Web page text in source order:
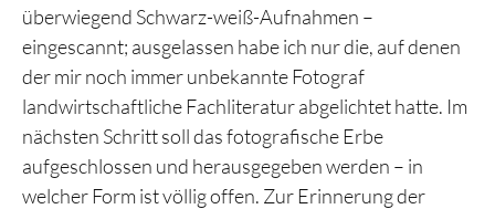
überwiegend Schwarz-weiß-Aufnahmen –
eingescannt; ausgelassen habe ich nur die, auf denen
der mir noch immer unbekannte Fotograf
landwirtschaftliche Fachliteratur abgelichtet hatte. Im
nächsten Schritt soll das fotografische Erbe
aufgeschlossen und herausgegeben werden – in
welcher Form ist völlig offen. Zur Erinnerung der